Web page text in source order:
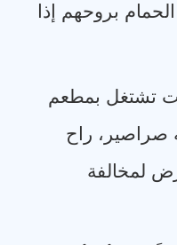
بروحهم إذا
تشتغل بمطعم
صراصير، راح
لمخالفة